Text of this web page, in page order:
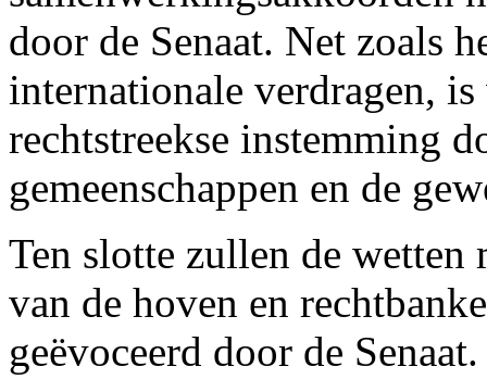
door de Senaat. Net zoals
internationale verdragen,
rechtstreekse instemming
gemeenschappen en de
Ten slotte zullen de
van de hoven en
geëvoceerd door de Senaat.